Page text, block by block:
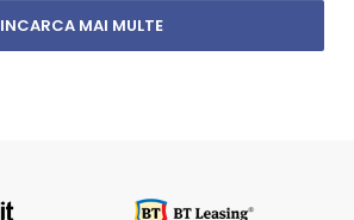
INCARCA MAI MULTE